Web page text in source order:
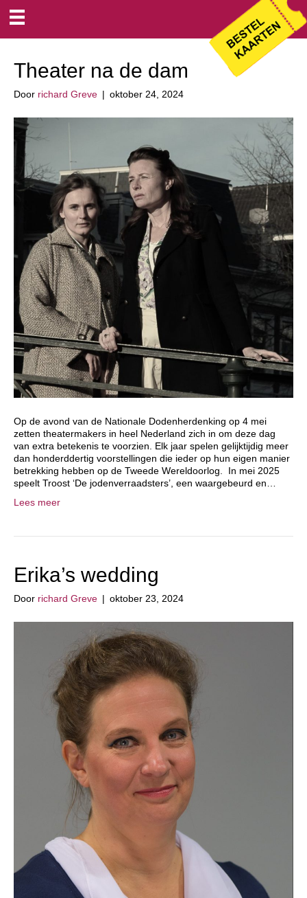
Archief voor oktober 2024
Theater na de dam
Door richard Greve | oktober 24, 2024
Op de avond van de Nationale Dodenherdenking op 4 mei
zetten theatermakers in heel Nederland zich in om deze dag
van extra betekenis te voorzien. Elk jaar spelen gelijktijdig meer
dan honderddertig voorstellingen die ieder op hun eigen manier
betrekking hebben op de Tweede Wereldoorlog. In mei 2025
speelt Troost ‘De jodenverraadsters’, een waargebeurd en…
Lees meer
Erika’s wedding
Door richard Greve | oktober 23, 2024